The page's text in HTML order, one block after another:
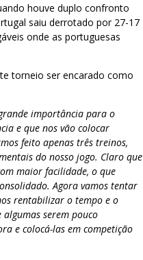
houve duplo confronto
saiu derrotado por 27-17
onde as portuguesas
torneio ser encarado como
importância para o
e que nos vão colocar
feito apenas três treinos,
do nosso jogo. Claro que
maior facilidade, o que
Agora vamos tentar
rentabilizar o tempo e o
serem pouco
e colocá-las em competição